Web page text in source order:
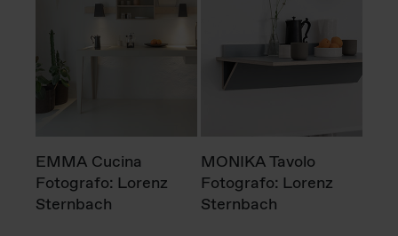
EMMA Cucina
Fotografo: Lorenz
Sternbach
MONIKA Tavolo
Fotografo: Lorenz
Sternbach